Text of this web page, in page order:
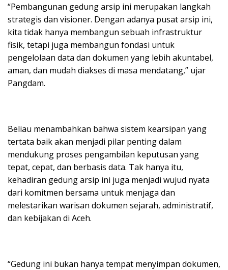
“Pembangunan gedung arsip ini merupakan langkah
strategis dan visioner. Dengan adanya pusat arsip ini,
kita tidak hanya membangun sebuah infrastruktur
fisik, tetapi juga membangun fondasi untuk
pengelolaan data dan dokumen yang lebih akuntabel,
aman, dan mudah diakses di masa mendatang,” ujar
Pangdam.
Beliau menambahkan bahwa sistem kearsipan yang
tertata baik akan menjadi pilar penting dalam
mendukung proses pengambilan keputusan yang
tepat, cepat, dan berbasis data. Tak hanya itu,
kehadiran gedung arsip ini juga menjadi wujud nyata
dari komitmen bersama untuk menjaga dan
melestarikan warisan dokumen sejarah, administratif,
dan kebijakan di Aceh.
“Gedung ini bukan hanya tempat menyimpan dokumen,